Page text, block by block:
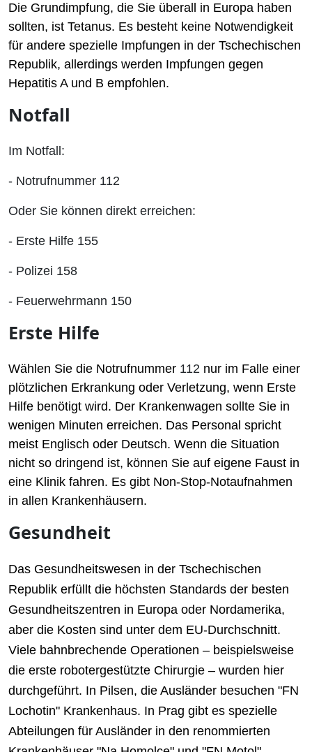
Die Grundimpfung, die Sie überall in Europa haben
sollten, ist Tetanus. Es besteht keine Notwendigkeit
für andere spezielle Impfungen in der Tschechischen
Republik, allerdings werden Impfungen gegen
Hepatitis A und B empfohlen.
Notfall
Im Notfall:
- Notrufnummer 112
Oder Sie können direkt erreichen:
- Erste Hilfe 155
- Polizei 158
- Feuerwehrmann 150
Erste Hilfe
Wählen Sie die Notrufnummer 112 nur im Falle einer
plötzlichen Erkrankung oder Verletzung, wenn Erste
Hilfe benötigt wird. Der Krankenwagen sollte Sie in
wenigen Minuten erreichen. Das Personal spricht
meist Englisch oder Deutsch. Wenn die Situation
nicht so dringend ist, können Sie auf eigene Faust in
eine Klinik fahren. Es gibt Non-Stop-Notaufnahmen
in allen Krankenhäusern.
Gesundheit
Das Gesundheitswesen in der Tschechischen
Republik erfüllt die höchsten Standards der besten
Gesundheitszentren in Europa oder Nordamerika,
aber die Kosten sind unter dem EU-Durchschnitt.
Viele bahnbrechende Operationen – beispielsweise
die erste robotergestützte Chirurgie – wurden hier
durchgeführt. In Pilsen, die Ausländer besuchen "FN
Lochotin" Krankenhaus. In Prag gibt es spezielle
Abteilungen für Ausländer in den renommierten